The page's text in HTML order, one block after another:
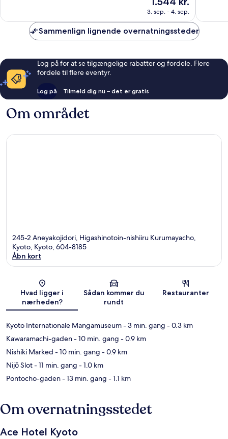
anmeldelser
er
1.544 kr.
3. sep. - 4. sep.
Sammenlign lignende overnatningssteder
Log på for at se tilgængelige rabatter og fordele. Flere
fordele til flere eventyr.
Log på Tilmeld dig nu – det er gratis
Om området
245-2 Aneyakojidori, Higashinotoin-nishiiru Kurumayacho,
Kyoto, Kyoto, 604-8185
Åbn kort
Hvad ligger i
nærheden?
Sådan kommer du
rundt
Restauranter
Kyoto Internationale Mangamuseum- 3 min. gang - 0.3 km
Kawaramachi-gaden- 10 min. gang - 0.9 km
Nishiki Marked - 10 min. gang - 0.9 km
Nijō Slot- 11 min. gang - 1.0 km
Pontocho-gaden- 13 min. gang - 1.1 km
Om overnatningsstedet
Ace Hotel Kyoto